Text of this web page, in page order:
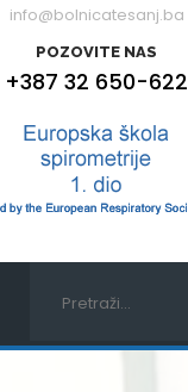
info@bolnicatesanj.ba
POZOVITE NAS
+387 32 650-622